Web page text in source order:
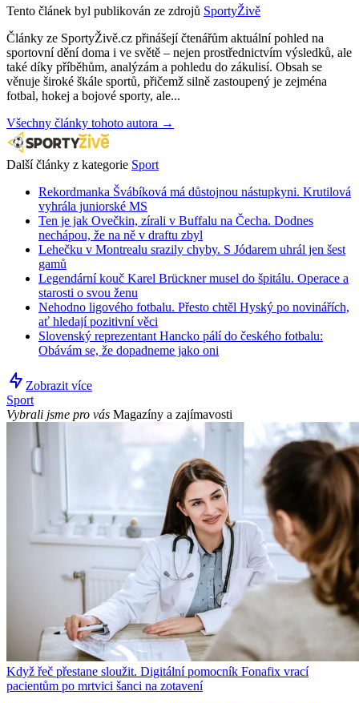
Tento článek byl publikován ze zdrojů SportyŽivě
Články ze SportyŽivě.cz přinášejí čtenářům aktuální pohled na
sportovní dění doma i ve světě – nejen prostřednictvím výsledků, ale
také díky příběhům, analýzám a pohledu do zákulisí. Obsah se
věnuje široké škále sportů, přičemž silně zastoupený je zejména
fotbal, hokej a bojové sporty, ale...
Všechny články tohoto autora →
Další články z kategorie Sport
Rekordmanka Švábíková má důstojnou nástupkyni. Krutilová
vyhrála juniorské MS
Ten je jak Ovečkin, zírali v Buffalu na Čecha. Dodnes
nechápou, že na ně v draftu zbyl
Lehečku v Montrealu srazily chyby. S Jódarem uhrál jen šest
gamů
Legendární kouč Karel Brückner musel do špitálu. Operace a
starosti o svou ženu
Nehodno ligového fotbalu. Přesto chtěl Hyský po novinářích,
ať hledají pozitivní věci
Slovenský reprezentant Hancko pálí do českého fotbalu:
Obávám se, že dopadneme jako oni
Zobrazit více
Sport
Vybrali jsme pro vás Magazíny a zajímavosti
Když řeč přestane sloužit. Digitální pomocník Fonafix vrací
pacientům po mrtvici šanci na zotavení